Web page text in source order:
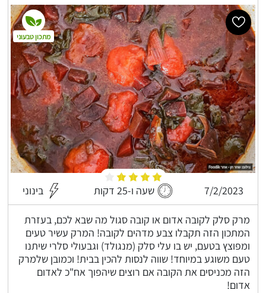
7/2/2023 שעה ו-25 דקות בינוני
מרק סלק לקובה אדום או קובה סגול מה שבא לכם, בעזרת
המתכון הזה תקבלו צבע מדהים לקובה! המרק עשיר טעים
ומפוצץ בטעם, יש בו עלי סלק (מנגולד) וגבעולי סלרי שיתנו
טעם משוגע במיוחד! שווה לנסות להכין בבית! וכמובן שלמרק
הזה מכניסים את הקובה אם רוצים שיהפוך אח"כ לאדום
אדום!
מתכון טבעוני